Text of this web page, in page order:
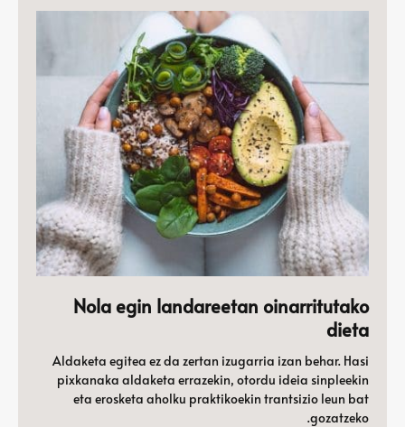
Nola egin landareetan oinarritutako
dieta
Aldaketa egitea ez da zertan izugarria izan behar. Hasi
pixkanaka aldaketa errazekin, otordu ideia sinpleekin
eta erosketa aholku praktikoekin trantsizio leun bat
gozatzeko.